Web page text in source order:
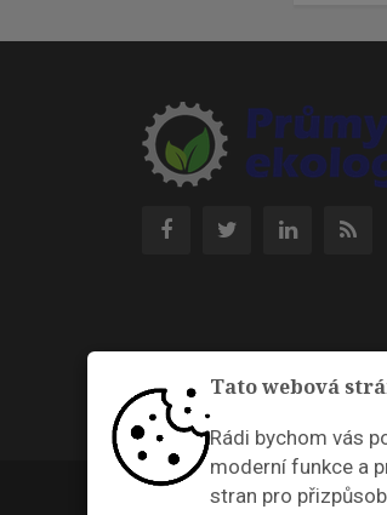
Tato webová
Rádi bychom vás
moderní funkce a
stran pro
© 2026 |Nastavení cookies